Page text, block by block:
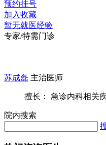
预约挂号
加入收藏
暂无就医经验
专家/特需门诊
苏成磊 主治医师
擅长： 急诊内科相关
院内搜索